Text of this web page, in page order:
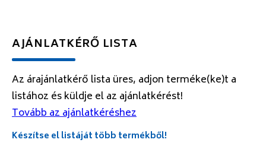
AJÁNLATKÉRŐ LISTA
Az árajánlatkérő lista üres, adjon terméke(ke)t a
listához és küldje el az ajánlatkérést!
Tovább az ajánlatkéréshez
Készítse el listáját több termékből!